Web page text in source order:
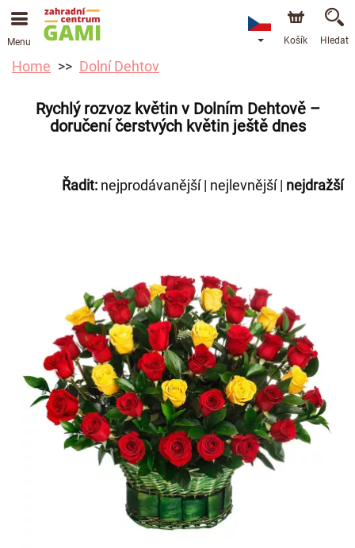
Menu Košík Hledat
Home Dolní Dehtov
Rychlý rozvoz květin v Dolním Dehtově –
doručení čerstvých květin ještě dnes
Řadit: nejprodávanější| nejlevnější| nejdražší